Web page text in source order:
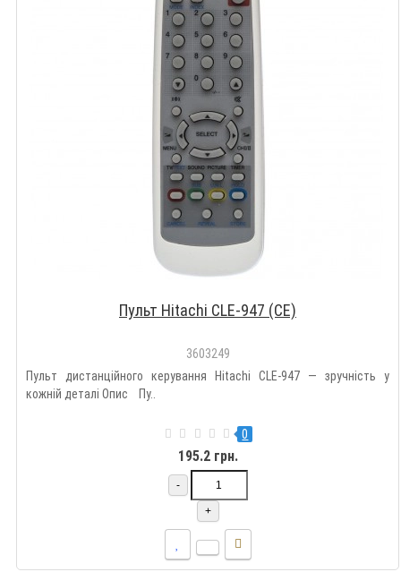
Пульт Hitachi CLE-947 (CE)
3603249
Пульт дистанційного керування Hitachi CLE-947 — зручність у
кожній деталі Опис Пу..
0
195.2 грн.
-
+